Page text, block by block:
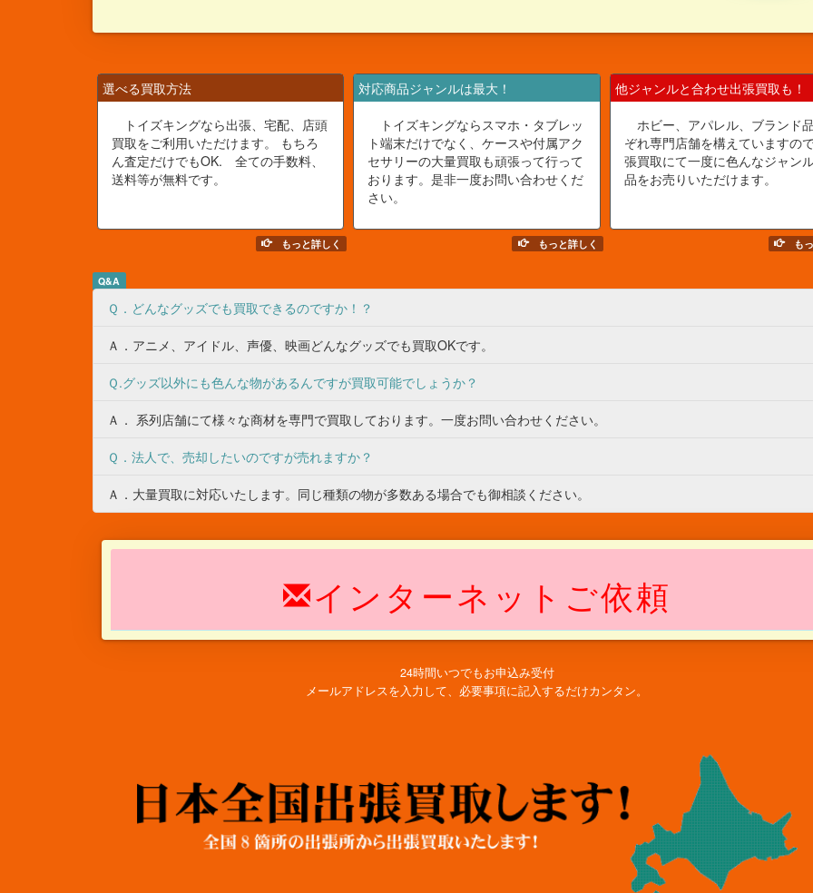
選べる買取方法
トイズキングなら出張、宅配、店頭
買取をご利用いただけます。 もちろ
ん査定だけでもOK. 全ての手数料、
送料等が無料です。
もっと詳しく
対応商品ジャンルは最大！
トイズキングならスマホ・タブレッ
ト端末だけでなく、ケースや付属アク
セサリーの大量買取も頑張って行って
おります。是非一度お問い合わせくだ
さい。
もっと詳しく
他ジャンルと合わせ出張買取も！
ホビー、アパレル、ブランド
ぞれ専門店舗を構えていますの
張買取にて一度に色んなジャン
品をお売りいただけます。
もっ
Q&A
Ｑ．どんなグッズでも買取できるのですか！？
Ａ．アニメ、アイドル、声優、映画どんなグッズでも買取OKです。
Ｑ.グッズ以外にも色んな物があるんですが買取可能でしょうか？
Ａ． 系列店舗にて様々な商材を専門で買取しております。一度お問い合わせください。
Ｑ．法人で、売却したいのですが売れますか？
Ａ．大量買取に対応いたします。同じ種類の物が多数ある場合でも御相談ください。
インターネットご依頼
24時間いつでもお申込み受付
メールアドレスを入力して、必要事項に記入するだけカンタン。